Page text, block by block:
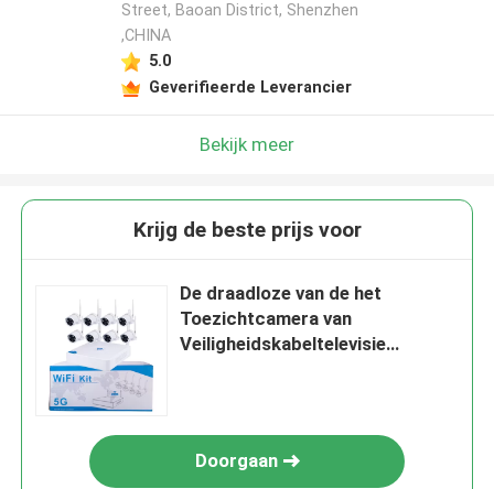
Street, Baoan District, Shenzhen
,CHINA
5.0
Geverifieerde Leverancier
Bekijk meer
Krijg de beste prijs voor
De draadloze van de het
Toezichtcamera van
Veiligheidskabeltelevisie
Doorgaan